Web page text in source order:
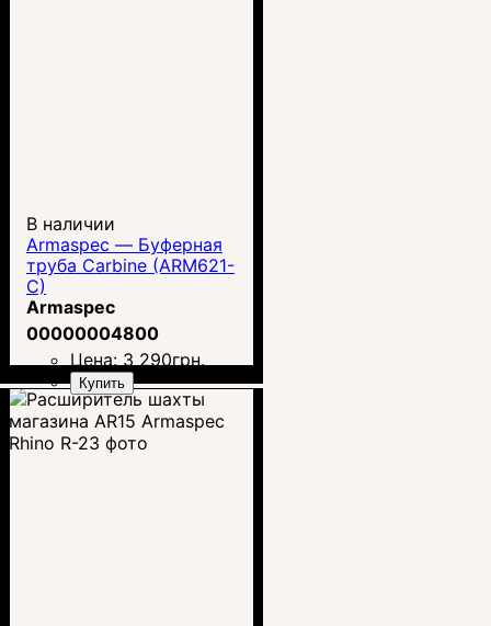
В наличии
Armaspec — Буферная
труба Carbine (ARM621-
C)
Armaspec
00000004800
Цена: 3 290грн.
Купить